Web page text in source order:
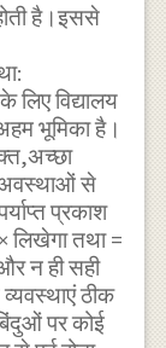
है।इससे
लिए विद्यालय
भूमिका है।
अवस्थाओं से
प्रकाश
लिखेगा तथा =
न ही सही
ठीक
पर कोई